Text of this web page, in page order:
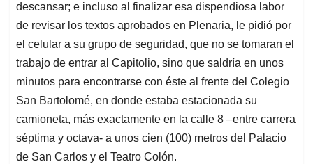
descansar; e incluso al finalizar esa dispendiosa labor
de revisar los textos aprobados en Plenaria, le pidió por
el celular a su grupo de seguridad, que no se tomaran el
trabajo de entrar al Capitolio, sino que saldría en unos
minutos para encontrarse con éste al frente del Colegio
San Bartolomé, en donde estaba estacionada su
camioneta, más exactamente en la calle 8 –entre carrera
séptima y octava- a unos cien (100) metros del Palacio
de San Carlos y el Teatro Colón.